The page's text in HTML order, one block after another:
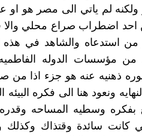
لم ياتي الى مصر هو او
اضطراب صراع محلي والا
من استدعاه والشاهد في
من مؤسسات الدوله
ذهنيه عنه هو جزء اذا من
ونعود هنا الى فكره البيئه
بفكره وسطيه المساحه
كانت سائدة وقتذاك